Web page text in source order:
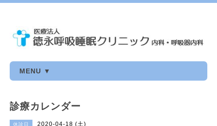
MENU ▼
診療カレンダー
休診日 2020-04-18 (土)